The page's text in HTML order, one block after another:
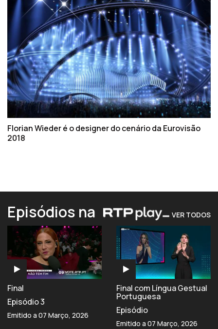
Florian Wieder é o designer do cenário da Eurovisão
2018
Episódios na VER TODOS
Final
Episódio 3
Emitido a 07 Março, 2026
Final com Língua Gestual
Portuguesa
Episódio
Emitido a 07 Março, 2026